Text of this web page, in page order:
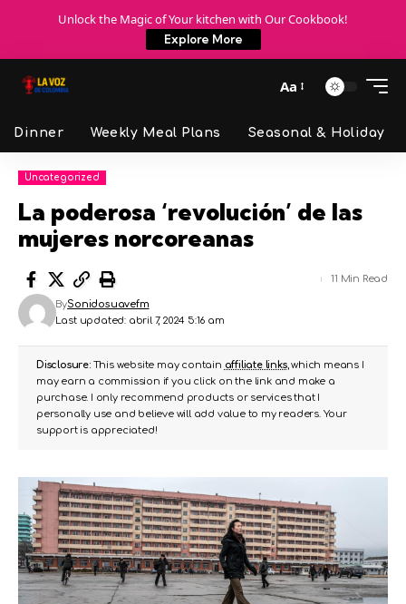
Unlock the Magic of Your kitchen with Our Cookbook!
Explore More
Aa
Dinner Weekly Meal Plans Seasonal & Holiday
Uncategorized
La poderosa ‘revolución’ de las
mujeres norcoreanas
Last updated: abril 7, 2024 5:16 am
BySonidosuavefm
11 Min Read
Disclosure:This website may contain affiliate links, which means I
may earn a commission if you click on the link and make a
purchase. I only recommend products or services that I
personally use and believe will add value to my readers. Your
support is appreciated!